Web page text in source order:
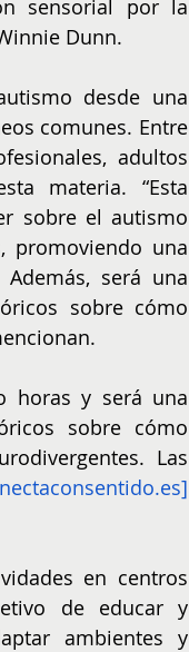
sensorial por la
Dunn.
desde una
comunes. Entre
adultos
materia. “Esta
sobre el autismo
promoviendo una
será una
sobre cómo
horas y será una
sobre cómo
Las
]
en centros
de educar y
ambientes y